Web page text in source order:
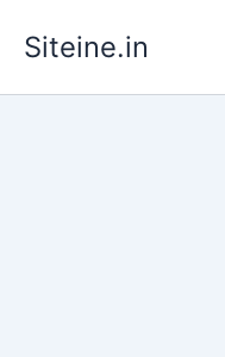
Siteine.in